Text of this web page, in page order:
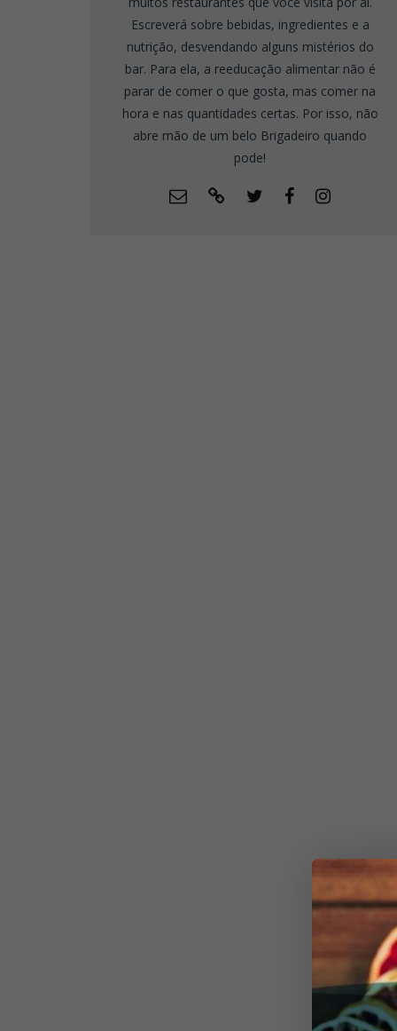
Escreverá sobre bebidas, ingredientes e a
nutrição, desvendando alguns mistérios do
bar. Para ela, a reeducação alimentar não é
parar de comer o que gosta, mas comer na
hora e nas quantidades certas. Por isso, não
abre mão de um belo Brigadeiro quando
pode!